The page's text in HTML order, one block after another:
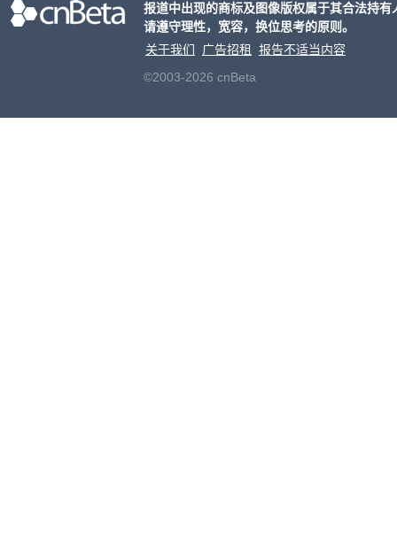
报道中出现的商标及图像版权属于其合法持
请遵守理性，宽容，换位思考的原则。
关于我们
广告招租
报告不适当内容
©2003-2026 cnBeta